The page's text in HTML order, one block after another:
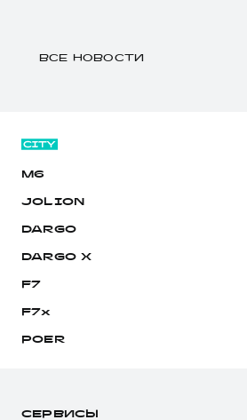
ВСЕ НОВОСТИ
M6
JOLION
DARGO
DARGO Х
F7
F7x
POER
СЕРВИСЫ